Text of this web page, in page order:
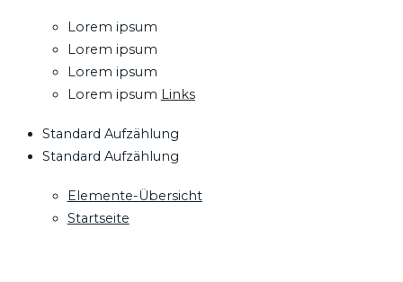
Lorem ipsum
Lorem ipsum
Lorem ipsum
Lorem ipsum Links
Standard Aufzählung
Standard Aufzählung
Elemente-Übersicht
Startseite